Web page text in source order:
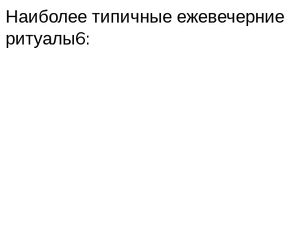
Наиболее типичные ежевечерние
ритуалы6: